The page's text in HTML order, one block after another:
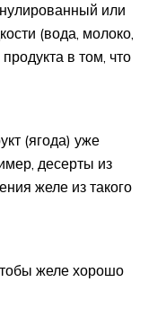
или
(вода, молоко,
в том, что
(ягода) уже
десерты из
желе из такого
желе хорошо